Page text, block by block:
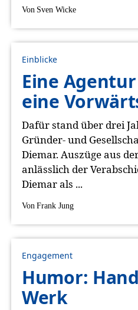
Von Sven Wicke
Einblicke
Eine
eine
Dafür stand über drei
Gründer- und
Diemar. Auszüge aus
anlässlich der
Diemar als ...
Von Frank Jung
Engagement
Humor:
Werk